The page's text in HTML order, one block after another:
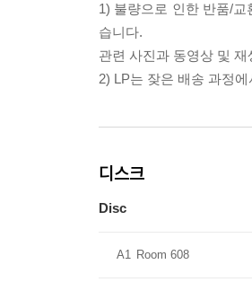
1) 불량으로 인한 반품/
습니다.
관련 사진과 동영상 및
2) LP는 잦은 배송 과정
디스크
Disc
A1 Room 608